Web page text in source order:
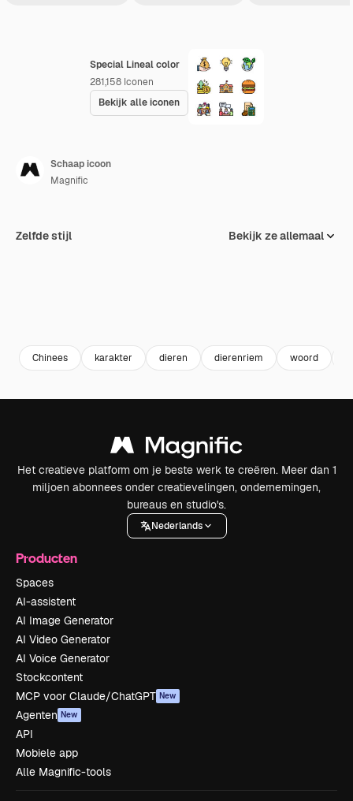
Special Lineal color
281,158 Iconen
Bekijk alle iconen
Schaap icoon
Magnific
Zelfde stijl Bekijk ze allemaal
Chinees karakter dieren dierenriem woord
Het creatieve platform om je beste werk te creëren. Meer dan 1
miljoen abonnees onder creatievelingen, ondernemingen,
bureaus en studio's.
Nederlands
Producten
Spaces
AI-assistent
AI Image Generator
AI Video Generator
AI Voice Generator
Stockcontent
MCP voor Claude/ChatGPT New
Agenten New
API
Mobiele app
Alle Magnific-tools